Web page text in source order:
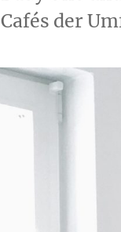
Cafés der